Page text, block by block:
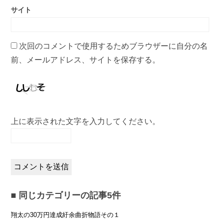
サイト
次回のコメントで使用するためブラウザーに自分の名
前、メールアドレス、サイトを保存する。
上に表示された文字を入力してください。
同じカテゴリーの記事5件
翔太の30万円達成紆余曲折物語その１